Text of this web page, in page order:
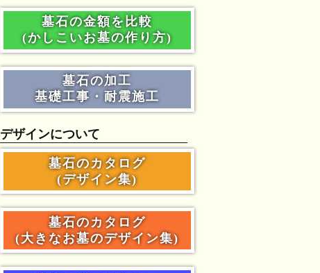
墓石の金額を比較
(かしこいお墓の作り方)
墓石の加工
基礎工事・耐震施工
デザインについて
墓石のカタログ
(デザイン集)
墓石のカタログ
(大きなお墓のデザイン集)